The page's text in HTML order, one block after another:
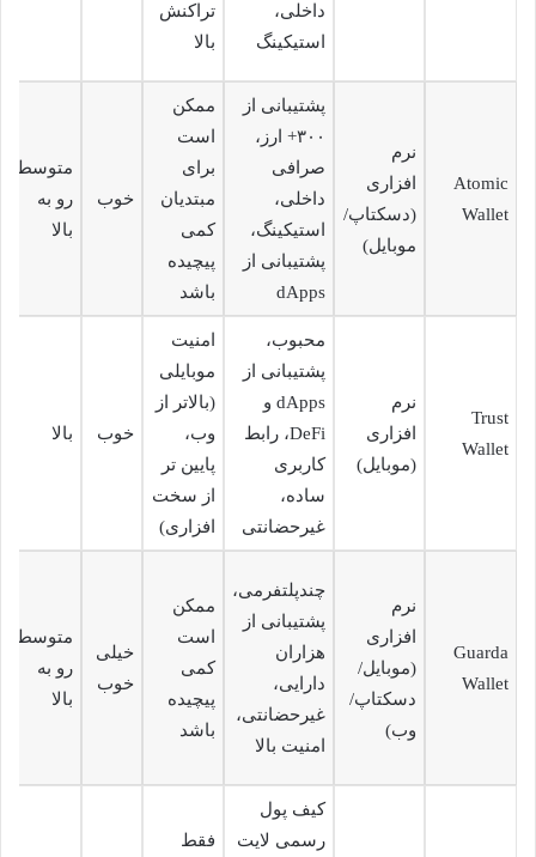
داخلی،
استیکینگ
تراکنش
بالا
Atomic
Wallet
نرم
افزاری
(دسکتاپ/
موبایل)
پشتیبانی از
۳۰۰+ ارز،
صرافی
داخلی،
استیکینگ،
پشتیبانی از
dApps
ممکن
است
برای
مبتدیان
کمی
پیچیده
باشد
خوب
متوسط
رو به
بالا
Trust
Wallet
نرم
افزاری
(موبایل)
محبوب،
پشتیبانی از
dApps و
DeFi، رابط
کاربری
ساده،
غیرحضانتی
امنیت
موبایلی
(بالاتر از
وب،
پایین تر
از سخت
افزاری)
خوب بالا
Guarda
Wallet
نرم
افزاری
(موبایل/
دسکتاپ/
وب)
چندپلتفرمی،
پشتیبانی از
هزاران
دارایی،
غیرحضانتی،
امنیت بالا
ممکن
است
کمی
پیچیده
باشد
خیلی
خوب
متوسط
رو به
بالا
کیف پول
رسمی لایت
فقط